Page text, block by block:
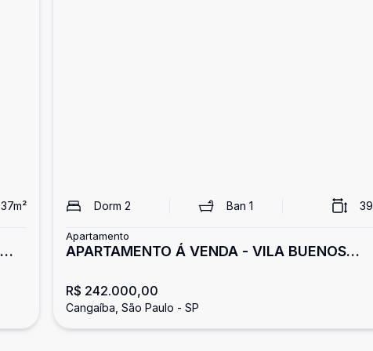
37m² Dorm 2 Ban1 39
Apartamento
APARTAMENTO Á VENDA - VILA BUENOS
R$ 242.000,00
Cangaíba, São Paulo - SP